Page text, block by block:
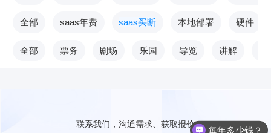
全部 saas年费 saas买断 本地部署 硬件
全部 票务 剧场 乐园 导览 讲解
联系我们，沟通需求、获取报价
每年多少钱？